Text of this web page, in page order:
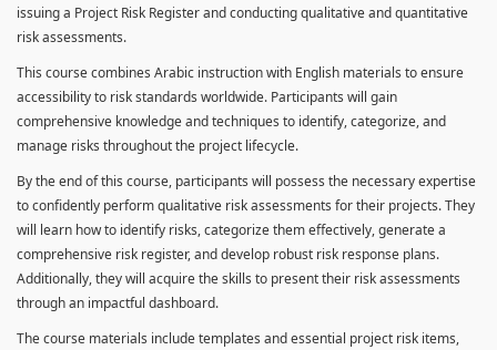
issuing a Project Risk Register and conducting qualitative and quantitative
risk assessments.
This course combines Arabic instruction with English materials to ensure
accessibility to risk standards worldwide. Participants will gain
comprehensive knowledge and techniques to identify, categorize, and
manage risks throughout the project lifecycle.
By the end of this course, participants will possess the necessary expertise
to confidently perform qualitative risk assessments for their projects. They
will learn how to identify risks, categorize them effectively, generate a
comprehensive risk register, and develop robust risk response plans.
Additionally, they will acquire the skills to present their risk assessments
through an impactful dashboard.
The course materials include templates and essential project risk items,